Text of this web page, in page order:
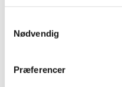
Nødvendig
Præferencer